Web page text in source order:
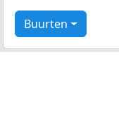
Buurten